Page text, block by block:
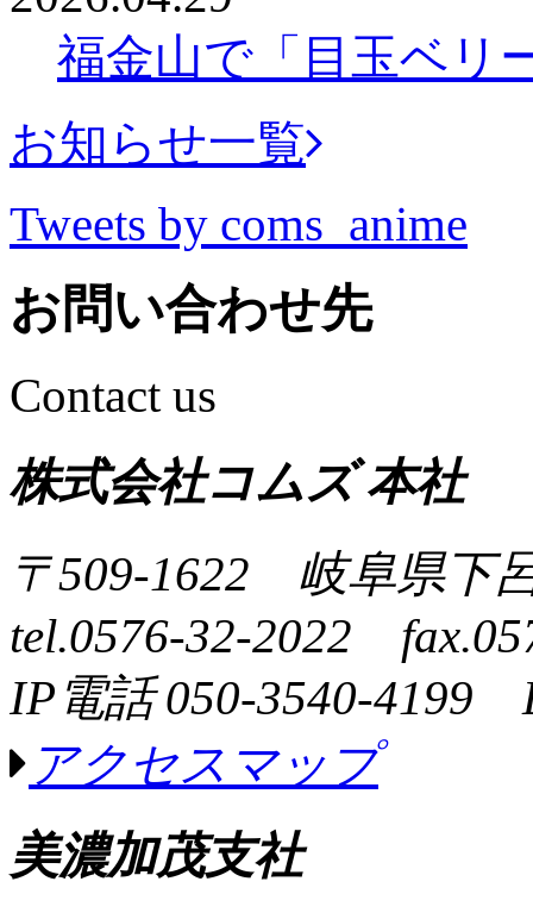
福金山で「目玉ベリ
お知らせ一覧
Tweets by coms_anime
お問い合わせ先
Contact us
株式会社コムズ 本社
〒509-1622 岐阜県下
tel.0576-32-2022
IP電話 050-3540-4199
アクセスマップ
美濃加茂支社